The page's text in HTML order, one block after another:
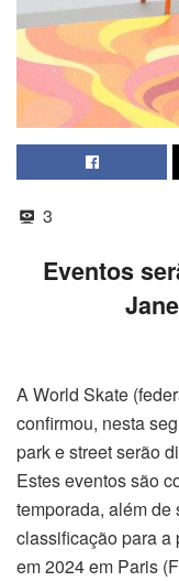
3
Eventos
A World Skate
confirmou, nesta
park e street serão
Estes eventos são
temporada, além
classificação para a
em 2024 em Paris